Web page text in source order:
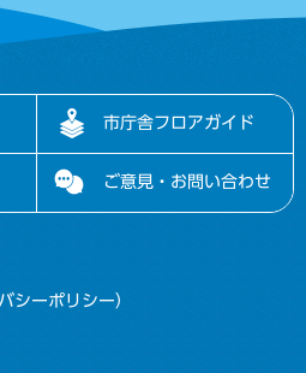
市庁舎フロアガイド
ご意見・お問い合わせ
シーポリシー）